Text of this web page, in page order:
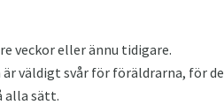
veckor eller ännu tidigare.
väldigt svår för föräldrarna, för de
alla sätt.